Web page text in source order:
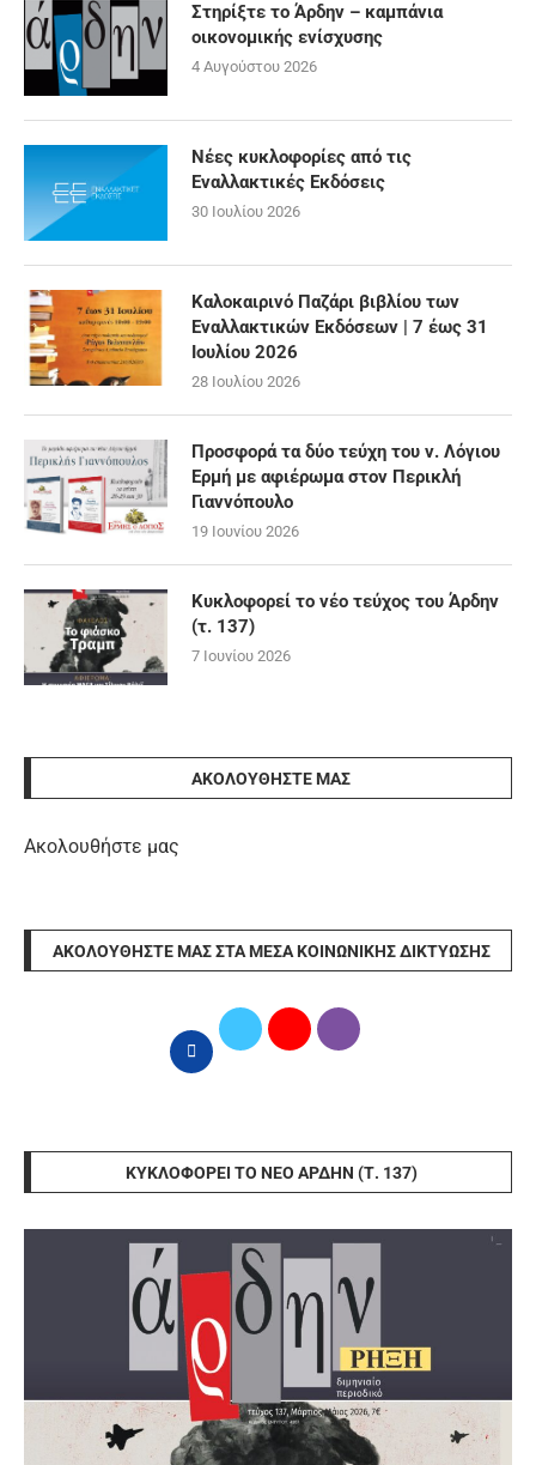
Στηρίξτε το Άρδην – καμπάνια
οικονομικής ενίσχυσης
4 Αυγούστου 2026
Νέες κυκλοφορίες από τις
Εναλλακτικές Εκδόσεις
30 Ιουλίου 2026
Καλοκαιρινό Παζάρι βιβλίου των
Εναλλακτικών Εκδόσεων | 7 έως 31
Ιουλίου 2026
28 Ιουλίου 2026
Προσφορά τα δύο τεύχη του ν. Λόγιου
Ερμή με αφιέρωμα στον Περικλή
Γιαννόπουλο
19 Ιουνίου 2026
Κυκλοφορεί το νέο τεύχος του Άρδην
(τ. 137)
7 Ιουνίου 2026
ΑΚΟΛΟΥΘΉΣΤΕ ΜΑΣ
Ακολουθήστε μας
ΑΚΟΛΟΥΘΉΣΤΕ ΜΑΣ ΣΤΑ ΜΈΣΑ ΚΟΙΝΩΝΙΚΉΣ ΔΙΚΤΎΩΣΗΣ
ΚΥΚΛΟΦΟΡΕΊ ΤΟ ΝΈΟ ΆΡΔΗΝ (Τ. 137)